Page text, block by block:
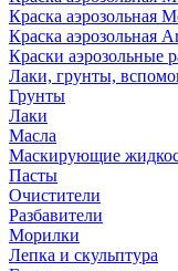
Краска аэрозольная
Краска аэрозольная
Краски аэрозольные
Лаки, грунты,
Грунты
Лаки
Масла
Маскирующие
Пасты
Очистители
Разбавители
Морилки
Лепка и скульптура